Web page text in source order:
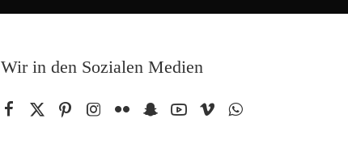
Wir in den Sozialen Medien